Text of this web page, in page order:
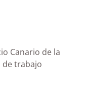
Canario de la
de trabajo